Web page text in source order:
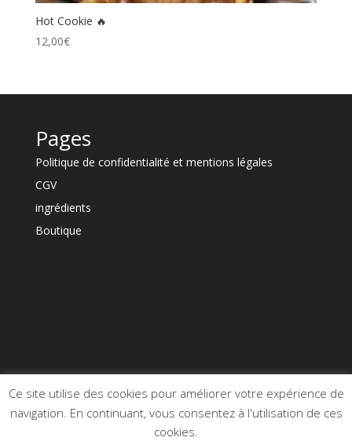
Hot Cookie 🔥
12,00€
Pages
Politique de confidentialité et mentions légales
CGV
ingrédients
Boutique
Ce site utilise des cookies pour améliorer votre expérience de
navigation. En continuant, vous consentez à l'utilisation de ces
cookies.